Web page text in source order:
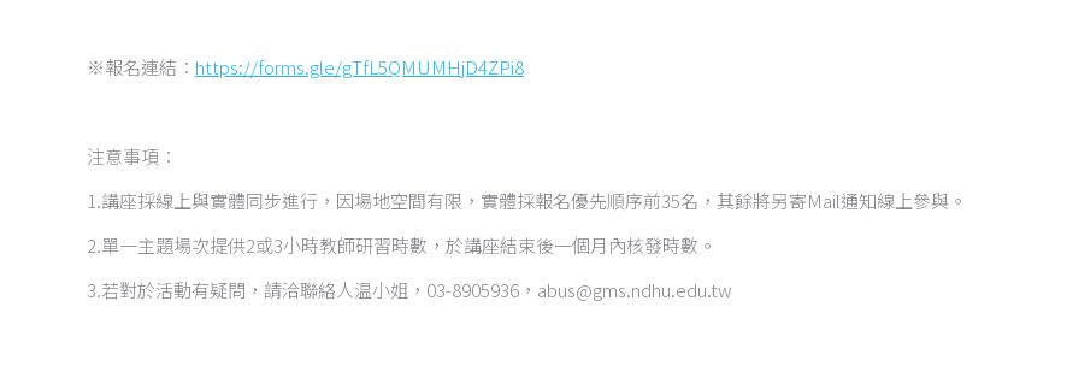
※報名連結： https://forms.gle/gTfL5QMUMHjD4ZPi8
注意事項：
1.講座採線上與實體同步進行，因場地空間有限，實體採報名優先順序前35名，其餘將另寄Mail通知線上參與。
2.單一主題場次提供2或3小時教師研習時數，於講座結束後一個月內核發時數。
3.若對於活動有疑問，請洽聯絡人温小姐，03-8905936，abus@gms.ndhu.edu.tw